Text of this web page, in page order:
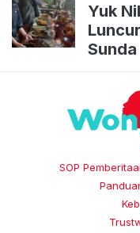
Yuk
Sunda
SOP